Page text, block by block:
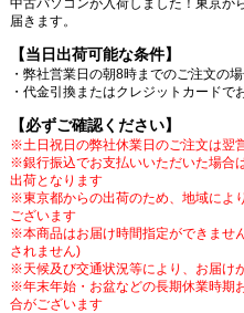
届きます。
【当日出荷可能な条件】
・弊社営業日の朝8時までのご注文の
・代金引換またはクレジットカードで
【必ずご確認ください】
※土日祝日の弊社休業日のご注文は翌
※銀行振込でお支払いいただいた場合
出荷となります
※東京都からの出荷のため、地域によ
ございます
※本商品はお届け時間指定ができませ
されません)
※天候及び交通状況等により、お届け
※年末年始・お盆などの長期休業時期
合がございます